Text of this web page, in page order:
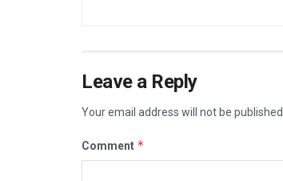
Leave a Reply
Your email address will not be published.
Comment *